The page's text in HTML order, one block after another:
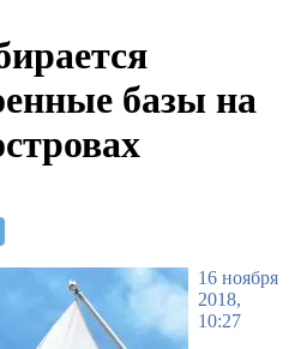
базы на
16 ноября
2018,
10:27